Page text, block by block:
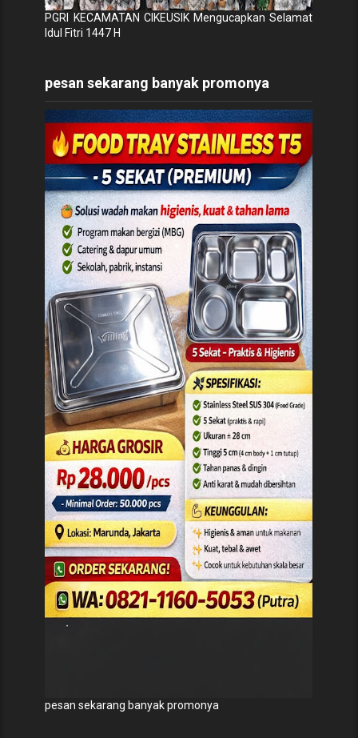
PGRI KECAMATAN CIKEUSIK Mengucapkan Selamat
Idul Fitri 1447 H
pesan sekarang banyak promonya
pesan sekarang banyak promonya